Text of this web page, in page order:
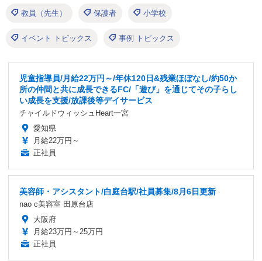
教員（先生） 保護者 小学校
イベント トピックス 事例 トピックス
児童指導員/月給22万円～/年休120日&残業ほぼなし/約50か
所の仲間と共に成長できるFC/「遊び」を通じてその子らし
い成長を支援/放課後等デイサービス
チャイルドウィッシュHeart一宮
愛知県
月給22万円～
正社員
美容師・アシスタント/白庭台駅/社員募集/8月6日更新
nao c美容室 田原台店
大阪府
月給23万円～25万円
正社員